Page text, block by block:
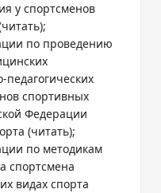
у спортсменов
читать);
по проведению
педагогических
спортивных
Федерации
(читать);
по методикам
спортсмена
видах спорта